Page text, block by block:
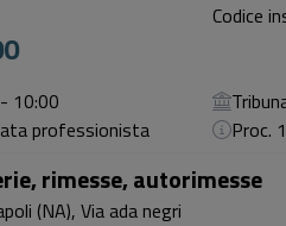
Codice
10:00
professionista
Proc.
rimesse, autorimesse
(NA), Via ada negri